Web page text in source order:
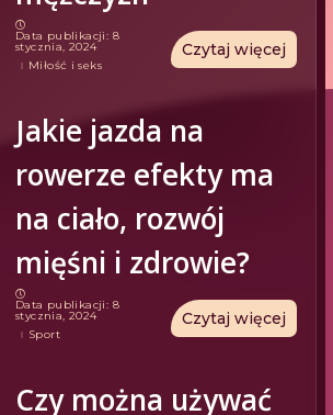
Data publikacji: 8
stycznia, 2024
Miłość i seks
Czytaj więcej
Jakie jazda na
rowerze efekty ma
na ciało, rozwój
mięśni i zdrowie?
Data publikacji: 8
stycznia, 2024
Sport
Czytaj więcej
Czy można używać